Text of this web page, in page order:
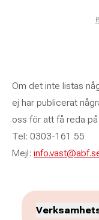
Om det inte listas
ej har publicerat
oss för att få reda
Tel: 0303-161 55
Mejl: